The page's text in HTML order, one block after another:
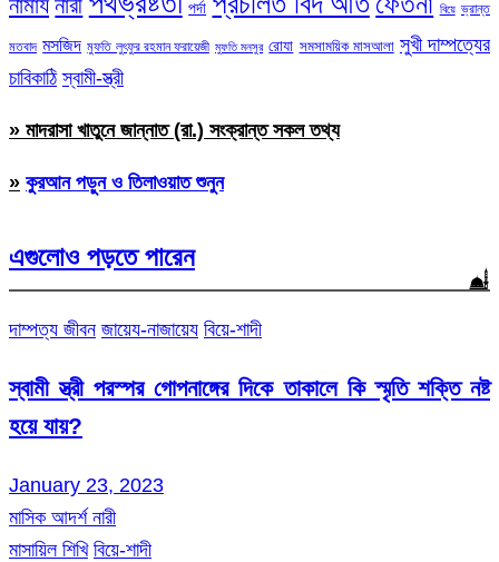
নামায নারী পর্দা বিয়ে ভ্রান্ত
মতবাদ মসজিদ মুফতি লুৎফুর রহমান ফরায়েজী মুফতি মনসুর রোযা সমসাময়িক মাসআলা সুখী দাম্পত্যের
চাবিকাঠি স্বামী-স্ত্রী
» মাদরাসা খাতুনে জান্নাত (রা.) সংক্রান্ত সকল তথ্য
» কুরআন পড়ুন ও তিলাওয়াত শুনুন
এগুলোও পড়তে পারেন
দাম্পত্য জীবন জায়েয-নাজায়েয বিয়ে-শাদী
স্বামী স্ত্রী পরস্পর গোপনাঙ্গের দিকে তাকালে কি স্মৃতি শক্তি নষ্ট
হয়ে যায়?
January 23, 2023
মাসিক আদর্শ নারী
মাসায়িল শিখি বিয়ে-শাদী